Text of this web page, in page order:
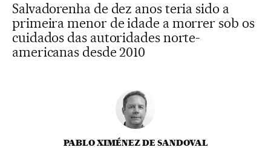
Salvadorenha de dez anos teria sido a
primeira menor de idade a morrer sob os
cuidados das autoridades norte-
americanas desde 2010
PABLO XIMÉNEZ DE SANDOVAL